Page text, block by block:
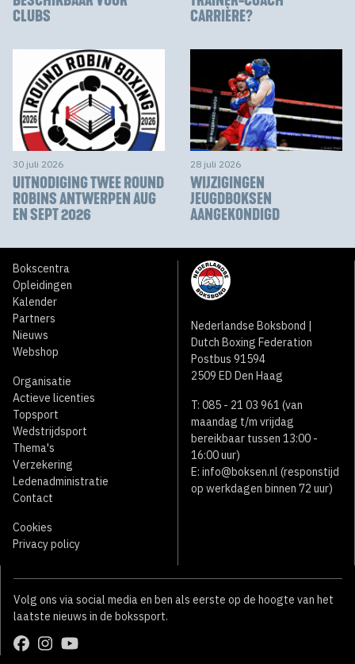
CLUBS
CARRIÈRE?
30 juli 2026
UITNODIGING TWEE ROUND
ROBINS ANTWERPEN AUG
EN SEPT 2026
28 juli 2026
WIJZIGINGEN
JEUGDBOKSEN
AANGEKONDIGD
Bokscentra
Opleidingen
Kalender
Partners
Nieuws
Webshop
Organisatie
Actieve licenties
Topsport
Wedstrijdsport
Thema's
Verzekering
Ledenadministratie
Contact
Cookies
Privacy policy
Nederlandse Boksbond |
Dutch Boxing Federation
Postbus 91594
2509 ED Den Haag
T: 085 - 21 03 961 (van
maandag t/m vrijdag
bereikbaar tussen 13:00 -
16:00 uur)
E: info@boksen.nl (responstijd
op werkdagen binnen 72 uur)
Volg ons via social media en ben als eerste op de hoogte van het
laatste nieuws in de bokssport.